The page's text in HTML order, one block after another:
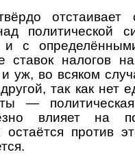
политической
с
ставок налогов
уж, во всяком
так как нет
—
влияет на
против